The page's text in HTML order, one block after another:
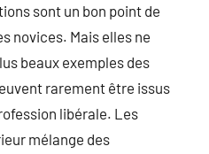
sont un bon point de
novices. Mais elles ne
beaux exemples des
rarement être issus
libérale. Les
mélange des